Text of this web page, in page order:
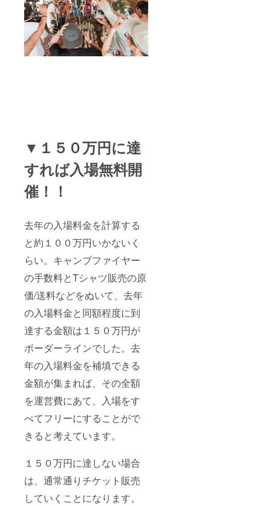
▼１５０万円に達
すれば入場無料開
催！！
去年の入場料金を計算する
と約１００万円いかないく
らい。キャンプファイヤー
の手数料とTシャツ販売の原
価/送料などをぬいて、去年
の入場料金と同額程度に到
達する金額は１５０万円が
ボーダーラインでした。去
年の入場料金を補填できる
金額が集まれば、その全額
を運営費にあて、入場をす
べてフリーにすることがで
きると考えています。
１５０万円に達しない場合
は、通常通りチケット販売
していくことになります。